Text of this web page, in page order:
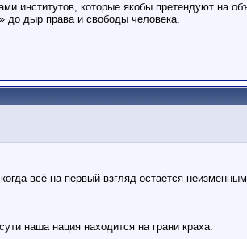
институтов, которые якобы претендуют на
до дыр права и свободы человека.
всё на первый взгляд остаётся
наша нация находится на грани краха.